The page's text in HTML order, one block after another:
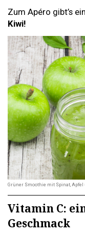
Zum Apéro gibt’s
Kiwi!
Grüner Smoothie mit Spinat, Apfel
Vitamin C:
Geschmack